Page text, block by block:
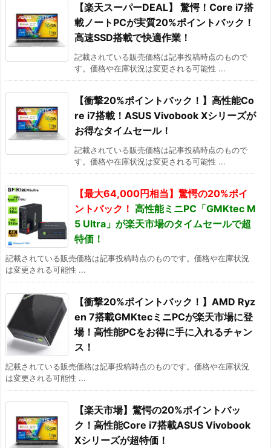
【楽天スーパーDEAL】 驚愕！Core i7搭
載ノートPCが実質20%ポイントバック！
高速SSD搭載で快適作業！
記載されている販売価格は記事投稿時点のもので
す。価格や在庫状況は変更される可能性 ...
【衝撃20%ポイントバック！】高性能Co
re i7搭載！ASUS Vivobook Xシリーズが
お得なタイムセール！
記載されている販売価格は記事投稿時点のもので
す。価格や在庫状況は変更される可能性 ...
【最大64,000円相当】驚愕の20%ポイ
ントバック！ 高性能ミニPC「GMKtec M
5 Ultra」が楽天市場のタイムセールで超
特価！
記載されている販売価格は記事投稿時点のものです。価格や在庫状況
は変更される可能性 ...
【衝撃20%ポイントバック！】AMD Ryz
en 7搭載GMKtecミニPCが楽天市場に登
場！高性能PCをお得に手に入れるチャン
ス！
記載されている販売価格は記事投稿時点のものです。価格や在庫状況
は変更される可能性 ...
【楽天市場】驚愕の20%ポイントバッ
ク！高性能Core i7搭載ASUS Vivobook
Xシリーズが超特価！